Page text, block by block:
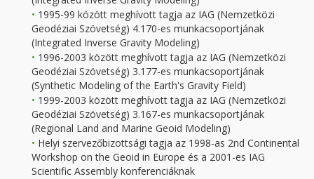
1995-99 között meghívott tagja az IAG (Nemzetközi
Geodéziai Szövetség) 4.170-es munkacsoportjának
(Integrated Inverse Gravity Modeling)
1996-2003 között meghívott tagja az IAG (Nemzetközi
Geodéziai Szövetség) 3.177-es munkacsoportjának
(Synthetic Modeling of the Earth's Gravity Field)
1999-2003 között meghívott tagja az IAG (Nemzetközi
Geodéziai Szövetség) 3.167-es munkacsoportjának
(Regional Land and Marine Geoid Modeling)
Helyi szervezőbizottsági tagja az 1998-as 2nd Continental
Workshop on the Geoid in Europe és a 2001-es IAG
Scientific Assembly konferenciáknak